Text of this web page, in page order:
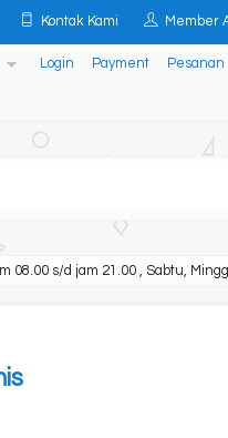
Kontak Kami Member
Login Payment Pesanan
08.00 s/d jam 21.00 , Sabtu,